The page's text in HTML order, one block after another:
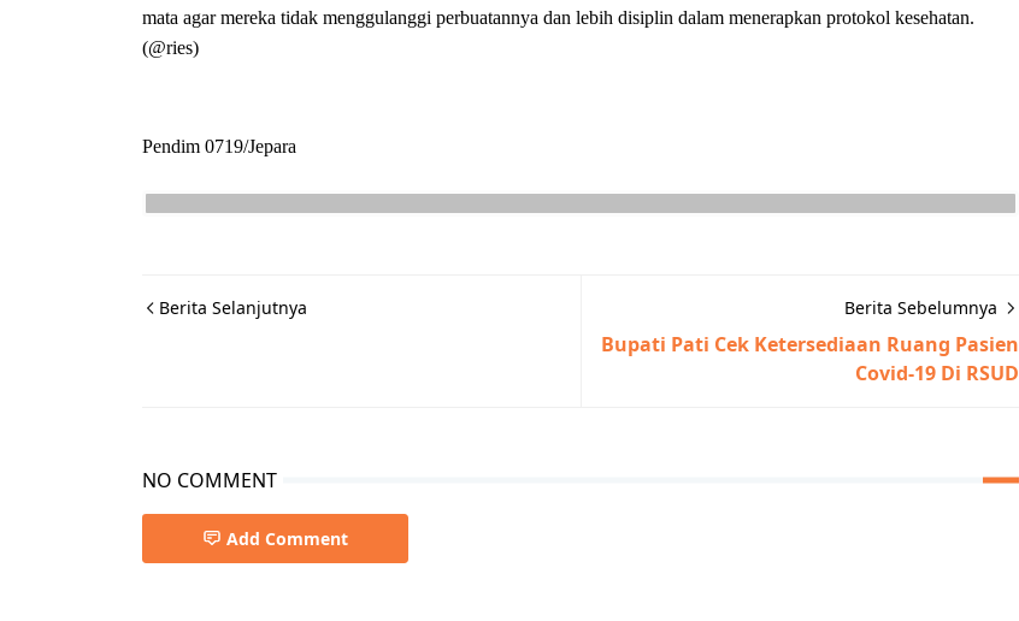
mata agar mereka tidak menggulanggi perbuatannya dan lebih disiplin dalam menerapkan protokol kesehatan.
(@ries)
Pendim 0719/Jepara
Berita Selanjutnya Berita Sebelumnya
Bupati Pati Cek Ketersediaan Ruang Pasien
Covid-19 Di RSUD
NO COMMENT
Add Comment